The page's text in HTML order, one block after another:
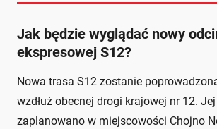
Jak będzie wyglądać nowy
ekspresowej S12?
Nowa trasa S12 zostanie
wzdłuż obecnej drogi krajowej nr 12.
zaplanowano w miejscowości Chojno